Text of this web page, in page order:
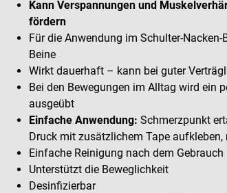
Kann Verspannungen und
fördern
Für die Anwendung im Schulter-
Beine
Wirkt dauerhaft – kann bei guter
Bei den Bewegungen im Alltag wird ein
ausgeübt
Einfache Anwendung: Schmerzpunkt
Druck mit zusätzlichem Tape
Einfache Reinigung nach dem Gebrauch
Unterstützt die Beweglichkeit
Desinfizierbar